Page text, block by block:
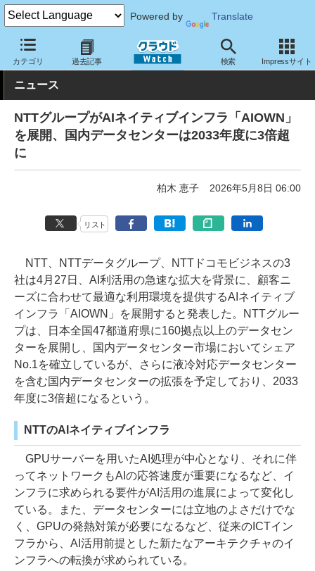
Powered by Translate
カテゴリ 過去記事 検索 Impressサイト
クラウド Watch ハード・インフラ データセンター
ニュース
NTTグループがAIネイティブインフラ「AIOWN」
を展開、国内データセンターは2033年度に3倍超
に
柏木 恵子 2026年5月8日 06:00
リスト
NTT、NTTデータグループ、NTTドコモビジネスの3
社は4月27日、AI利活用の急速な拡大を背景に、顧客ニ
ーズに合わせて最適な利用環境を提供するAIネイティブ
インフラ「AIOWN」を展開すると発表した。NTTグルー
プは、日本全国47都道府県に160拠点以上のデータセン
ターを展開し、国内データセンター市場においてシェア
No.1を確立しているが、さらに液冷対応データセンター
を含む国内データセンターの拡張を予定しており、2033
年度に3倍超になるという。
NTTのAIネイティブインフラ
GPUサーバーを用いたAI処理が中心となり、それに伴
ってネットワークもAIの応答速度が重要になるなど、イ
ンフラに求められる要件がAI活用の進展によって変化し
ている。また、データセンターには立地のよさだけでな
く、GPUの発熱対策が必要になるなど、従来のICTイン
フラから、AI活用前提とした新たなアーキテクチャのイ
ンフラへの転換が求められている。